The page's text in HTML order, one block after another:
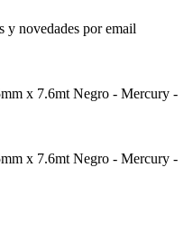
y novedades por email